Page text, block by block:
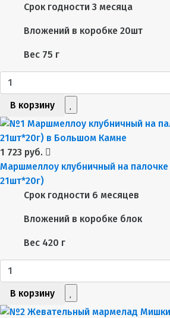
Срок годности 3 месяца
Вложений в коробке 20шт
Вес 75 г
В корзину
1 723 руб.
Маршмеллоу клубничный на
21шт*20г)
Срок годности 6 месяцев
Вложений в коробке блок
Вес 420 г
В корзину